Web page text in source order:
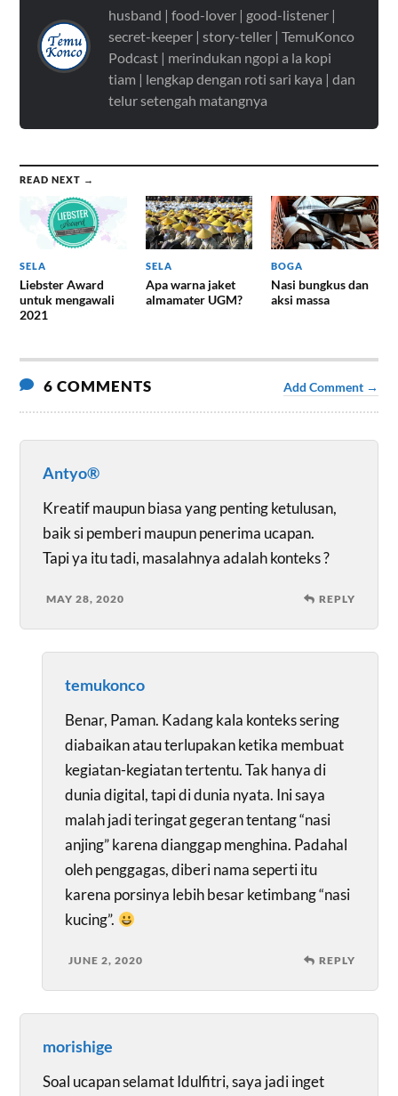
husband | food-lover | good-listener |
secret-keeper | story-teller | TemuKonco
Podcast | merindukan ngopi a la kopi
tiam | lengkap dengan roti sari kaya | dan
telur setengah matangnya
READ NEXT →
SELA
Liebster Award
untuk mengawali
2021
SELA
Apa warna jaket
almamater UGM?
BOGA
Nasi bungkus dan
aksi massa
6 COMMENTS Add Comment →
Antyo®
Kreatif maupun biasa yang penting ketulusan,
baik si pemberi maupun penerima ucapan.
Tapi ya itu tadi, masalahnya adalah konteks ?
MAY 28, 2020 REPLY
temukonco
Benar, Paman. Kadang kala konteks sering
diabaikan atau terlupakan ketika membuat
kegiatan-kegiatan tertentu. Tak hanya di
dunia digital, tapi di dunia nyata. Ini saya
malah jadi teringat gegeran tentang “nasi
anjing” karena dianggap menghina. Padahal
oleh penggagas, diberi nama seperti itu
karena porsinya lebih besar ketimbang “nasi
kucing”.
JUNE 2, 2020 REPLY
morishige
Soal ucapan selamat Idulfitri, saya jadi inget